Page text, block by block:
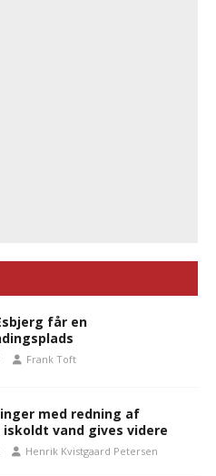
får en
Frank Toft
med redning af
vand gives videre
Henrik Kvistgaard Petersen